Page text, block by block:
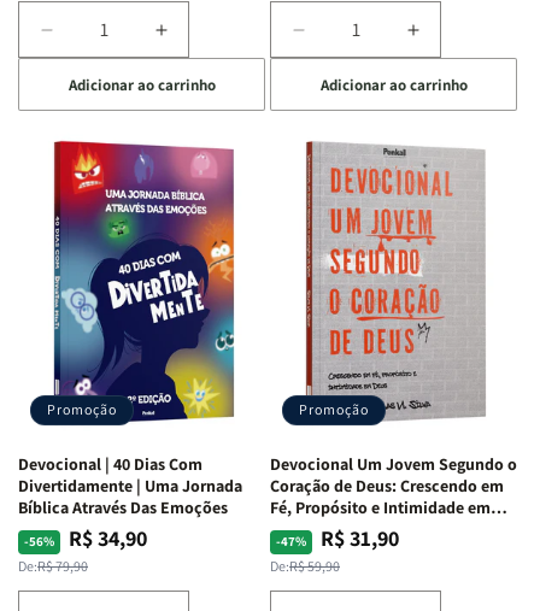
Diminuir
a
quantidade
de
Devocional
Quarto
de
Guerra
Isabelle
S.
Alves
Aumentar
a
quantidade
de
Devocional
Quarto
de
Guerra
|
Isabelle
S.
Alves
Adicionar ao carrinho
Diminuir
a
quantidade
de
Devocional
Café
com
Mulheres
da
Bíblia
Equipe
Teológica
Penkal
Aumentar
a
quantidade
de
Devocional
Café
com
Mulheres
da
Bíblia
|
Equipe
Teológica
Penkal
Adicionar ao carrinho
Promoção
Devocional | 40 Dias Com
Divertidamente | Uma Jornada
Bíblica Através Das Emoções
-56%
Preço
normal
De:R$ 79,90
Preço
promocional
R$ 34,90
Promoção
Devocional Um Jovem Segundo o
Coração de Deus: Crescendo em
Fé, Propósito e Intimidade em
Deus
-47%
Preço
normal
De:R$ 59,90
Preço
promocional
R$ 31,90